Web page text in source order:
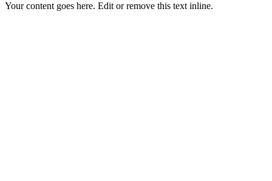
Your content goes here. Edit or remove this text inline.